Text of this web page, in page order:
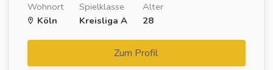
Wohnort
Köln
Spielklasse
Kreisliga A
Alter
28
Zum Profil